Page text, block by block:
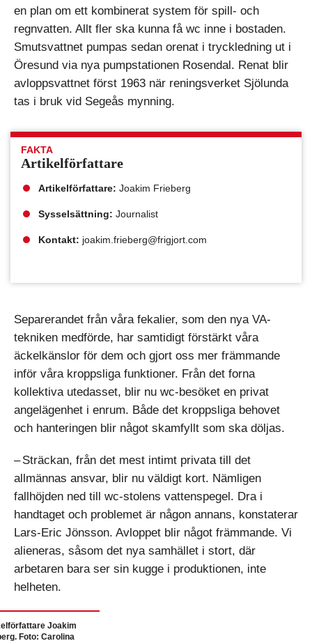
en plan om ett kombinerat system för spill- och
regnvatten. Allt fler ska kunna få wc inne i bostaden.
Smutsvattnet pumpas sedan orenat i tryckledning ut i
Öresund via nya pumpstationen Rosendal. Renat blir
avloppsvattnet först 1963 när reningsverket Sjölunda
tas i bruk vid Segeås mynning.
FAKTA
Artikelförfattare
Artikelförfattare: Joakim Frieberg
Sysselsättning: Journalist
Kontakt: joakim.frieberg@frigjort.com
Separerandet från våra fekalier, som den nya VA-
tekniken medförde, har samtidigt förstärkt våra
äckelkänslor för dem och gjort oss mer främmande
inför våra kroppsliga funktioner. Från det forna
kollektiva utedasset, blir nu wc-besöket en privat
angelägenhet i enrum. Både det kroppsliga behovet
och hanteringen blir något skamfyllt som ska döljas.
– Sträckan, från det mest intimt privata till det
allmännas ansvar, blir nu väldigt kort. Nämligen
fallhöjden ned till wc-stolens vattenspegel. Dra i
handtaget och problemet är någon annans, konstaterar
Lars-Eric Jönsson. Avloppet blir något främmande. Vi
alieneras, såsom det nya samhället i stort, där
arbetaren bara ser sin kugge i produktionen, inte
helheten.
Joakim
Foto: Carolina